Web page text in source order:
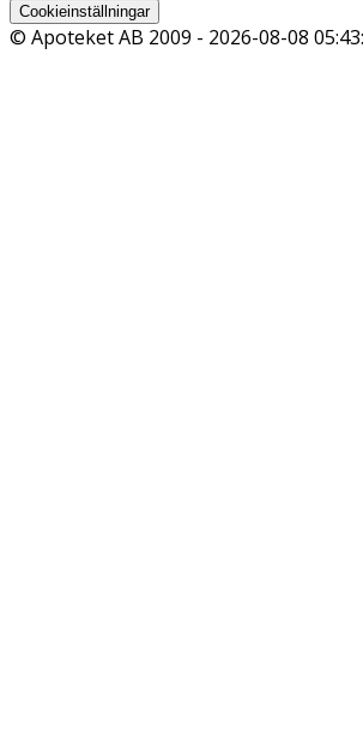
Cookieinställningar
© Apoteket AB 2009 - 2026-08-08